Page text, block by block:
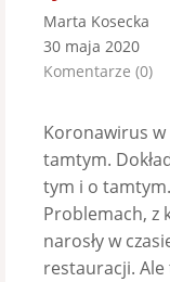
Marta Kosecka
30 maja 2020
Komentarze (0)
Koronawirus
tamtym.
tym i o
Problemach, z
narosły w
restauracji.